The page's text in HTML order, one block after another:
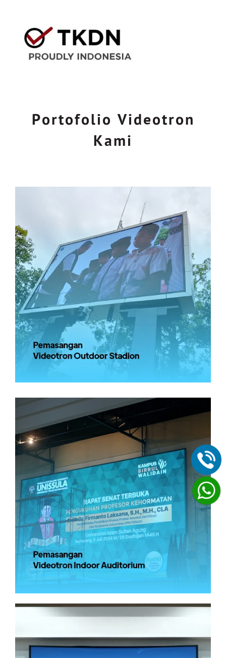
Portofolio Videotron
Kami